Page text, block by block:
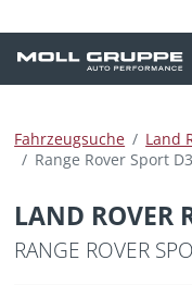
Fahrzeugsuche Land
Range Rover Sport
LAND ROVER
RANGE ROVER